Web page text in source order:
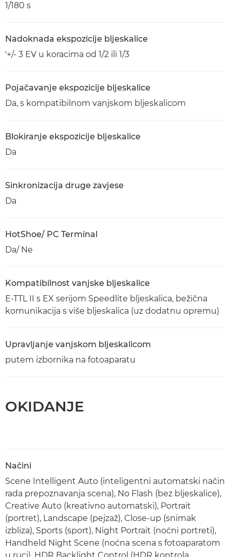
1/180 s
Nadoknada ekspozicije bljeskalice
'+/- 3 EV u koracima od 1/2 ili 1/3
Pojačavanje ekspozicije bljeskalice
Da, s kompatibilnom vanjskom bljeskalicom
Blokiranje ekspozicije bljeskalice
Da
Sinkronizacija druge zavjese
Da
HotShoe/ PC Terminal
Da/ Ne
Kompatibilnost vanjske bljeskalice
E-TTL II s EX serijom Speedlite bljeskalica, bežična
komunikacija s više bljeskalica (uz dodatnu opremu)
Upravljanje vanjskom bljeskalicom
putem izbornika na fotoaparatu
OKIDANJE
Načini
Scene Intelligent Auto (inteligentni automatski način
rada prepoznavanja scena), No Flash (bez bljeskalice),
Creative Auto (kreativno automatski), Portrait
(portret), Landscape (pejzaž), Close-up (snimak
izbliza), Sports (sport), Night Portrait (noćni portreti),
Handheld Night Scene (noćna scena s fotoaparatom